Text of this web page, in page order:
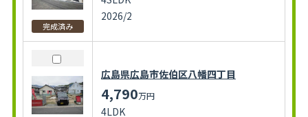
完成済み
2026/2
広島県広島市佐伯区八幡四丁目
4,790万円
4LDK